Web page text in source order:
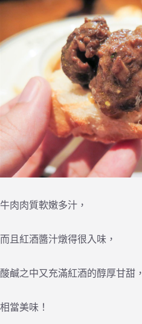
牛肉肉質軟嫩多汁，
而且紅酒醬汁燉得很入味，
酸鹹之中又充滿紅酒的醇厚甘甜，
相當美味！